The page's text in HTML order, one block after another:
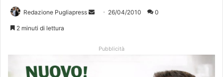
Redazione Pugliapress 26/04/2010 0
2 minuti di lettura
Pubblicità